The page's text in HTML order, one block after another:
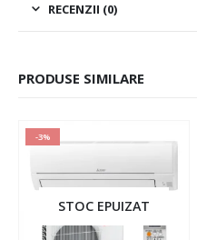
RECENZII (0)
PRODUSE SIMILARE
-3%
STOC EPUIZAT